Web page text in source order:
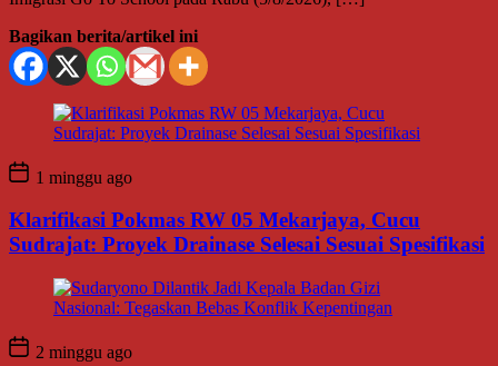
Bagikan berita/artikel ini
1 minggu ago
Klarifikasi Pokmas RW 05 Mekarjaya, Cucu
Sudrajat: Proyek Drainase Selesai Sesuai Spesifikasi
2 minggu ago